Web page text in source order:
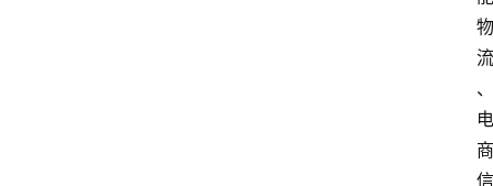
物
流
、
电
商
信